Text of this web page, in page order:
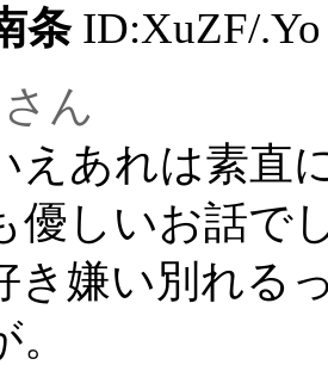
条ID:XuZF/.Yo
ん
えあれは素直
優しいお話で
き嫌い別れる